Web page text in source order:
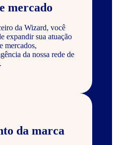
mercado
da Wizard, você
expandir sua atuação
mercados,
da nossa rede de
da marca